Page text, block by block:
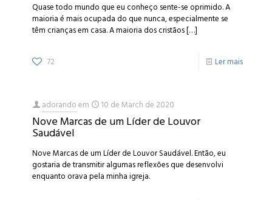
Quase todo mundo que eu conheço sente-se oprimido. A
maioria é mais ocupada do que nunca, especialmente se
têm crianças em casa. A maioria dos cristãos[…]
72 Ler mais
adorandoem 10 de March de 2020
Nove Marcas de um Líder de Louvor
Saudável
Nove Marcas de um Líder de Louvor Saudável. Então, eu
gostaria de transmitir algumas reflexões que desenvolvi
enquanto orava pela minha igreja.